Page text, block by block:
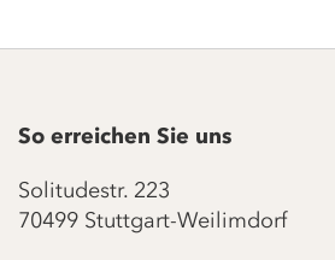
So erreichen Sie uns
Solitudestr. 223
70499 Stuttgart-Weilimdorf